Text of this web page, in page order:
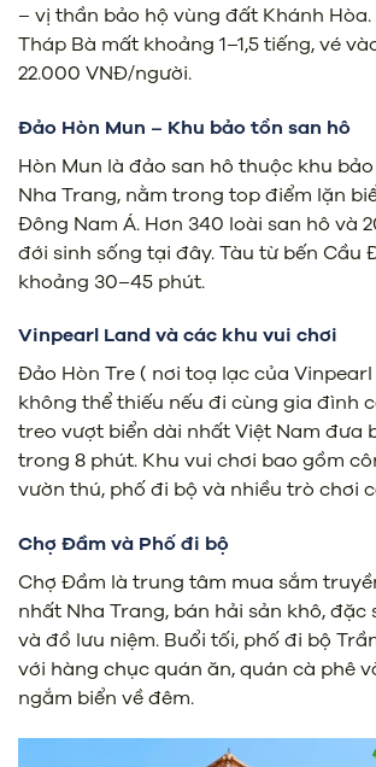
– vị thần bảo hộ vùng đất Khánh
Tháp Bà mất khoảng 1–1,5 tiếng, vé
22.000 VNĐ/người.
Đảo Hòn Mun – Khu bảo tồn san hô
Hòn Mun là đảo san hô thuộc khu
Nha Trang, nằm trong top điểm lặn
Đông Nam Á. Hơn 340 loài san hô và
đới sinh sống tại đây. Tàu từ bến Cầu
khoảng 30–45 phút.
Vinpearl Land và các khu vui chơi
Đảo Hòn Tre ( nơi toạ lạc của
không thể thiếu nếu đi cùng gia đình
treo vượt biển dài nhất Việt Nam đưa
trong 8 phút. Khu vui chơi bao gồm
vườn thú, phố đi bộ và nhiều trò chơi
Chợ Đầm và Phố đi bộ
Chợ Đầm là trung tâm mua sắm
nhất Nha Trang, bán hải sản khô, đặc
và đồ lưu niệm. Buổi tối, phố đi bộ
với hàng chục quán ăn, quán cà phê
ngắm biển về đêm.